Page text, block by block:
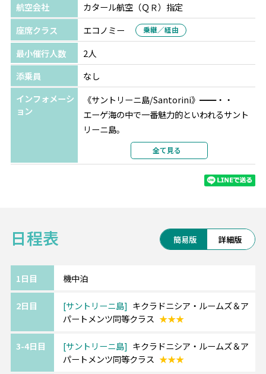
アテネ アポロ ホテル★★★
選択条件
同等クラス
部屋タイプ
ツインまたはダブル
利用形態
部屋カテゴリ
航空会社
カタール航空（ＱＲ）指定
座席クラス
エコノミー 乗継／経由
最小催行人数
2人
添乗員
なし
インフォメーシ
ョン
《サントリーニ島/Santorini》━━・・
エーゲ海の中で一番魅力的といわれるサント
リーニ島。
船で島の遠景が目に入った瞬間からその美し
さに見とれるはず。
世界遺産のパルテノン神殿をはじめ数々の遺
また、遺跡群がライトアップされた幻想的な
ホテルは価額重視のクラスとなります。
追加料金にて移動・観光に便利な中心エリア
全て見る
日程表 簡易版 詳細版
1日目 機中泊
2日目 サントリーニ島
キクラドニシア・ルームズ＆ア
パートメンツ同等クラス ★★★
3-4日目 サントリーニ島
キクラドニシア・ルームズ＆ア
パートメンツ同等クラス ★★★